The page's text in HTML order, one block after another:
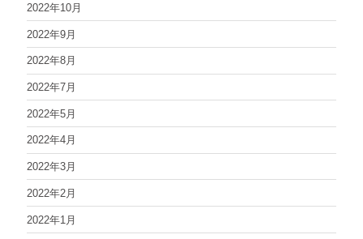
2022年10月
2022年9月
2022年8月
2022年7月
2022年5月
2022年4月
2022年3月
2022年2月
2022年1月